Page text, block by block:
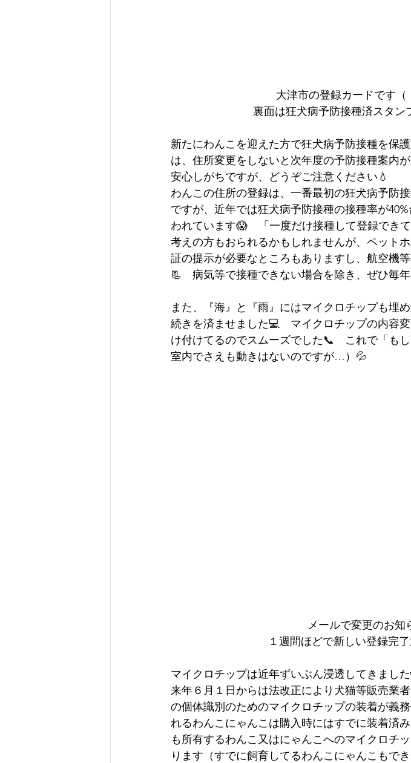
大津市の登録カードです（
裏面は狂犬病予防接種済スタン
新たにわんこを迎えた方で狂犬病予防接種を保
は、住所変更をしないと次年度の予防接種案内
安心しがちですが、どうぞご注意ください💧
わんこの住所の登録は、一番最初の狂犬病予防
ですが、近年では狂犬病予防接種の接種率が
われています😱　「一度だけ接種して登録でき
考えの方もおられるかもしれませんが、ペット
証の提示が必要なところもありますし、航空機
📃　病気等で接種できない場合を除き、ぜひ毎
また、『海』と『雨』にはマイクロチップも埋
続きを済ませました💻　マイクロチップの内容
け付けてるのでスムーズでした📞　これで「も
室内でさえも動きはないのですが…）💦
メールで変更のお知
１週間ほどで新しい登録完
マイクロチップは近年ずいぶん浸透してきまし
来年６月１日からは法改正により犬猫等販売業
の個体識別のためのマイクロチップの装着が義
れるわんこにゃんこは購入時にはすでに装着済
も所有するわんこ又はにゃんこへのマイクロチ
ります（すでに飼育してるわんこにゃんこもで